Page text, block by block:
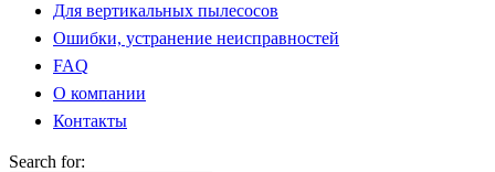
Для вертикальных пылесосов
Ошибки, устранение неисправностей
FAQ
О компании
Контакты
Search for: